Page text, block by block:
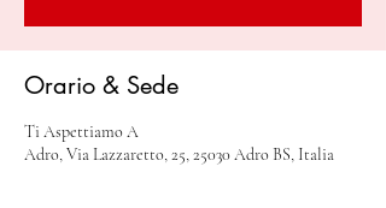
Orario & Sede
Ti Aspettiamo A
Adro, Via Lazzaretto, 25, 25030 Adro BS, Italia